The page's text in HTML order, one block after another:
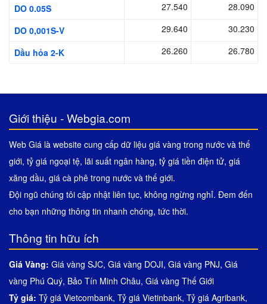
DO 0.05S
27.540
28.090
DO 0,001S-V
29.640
30.230
Dầu hỏa 2-K
26.260 26.780
Giới thiệu - Webgia.com
Web Giá là website cung cấp dữ liệu giá vàng trong nước và thế
giới, tỷ giá ngoại tệ, lãi suất ngân hàng, tỷ giá tiền điện tử, giá
xăng dầu, giá cà phê trong nước và thế giới.
Đội ngũ chúng tôi cập nhật liên tục, không ngừng nghỉ. Đem đến
cho bạn những thông tin nhanh chóng, tức thời.
Thông tin hữu ích
Giá Vàng: Giá vàng SJC, Giá vàng DOJI, Giá vàng PNJ, Giá
vàng Phú Quý, Bảo Tín Minh Châu, Giá vàng Thế Giới
Tỷ giá: Tỷ giá Vietcombank, Tỷ giá Vietinbank, Tỷ giá Agribank,